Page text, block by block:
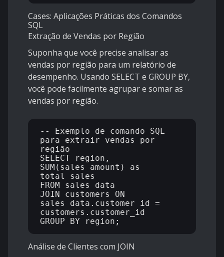
Cases: Aplicações Práticas dos Comandos
SQL
Extração de Vendas por Região
Suponha que você precise analisar as
vendas por região para um relatório de
desempenho. Usando SELECT e GROUP BY,
você pode facilmente agrupar e somar as
vendas por região.
-- Exemplo de comando SQL
para extrair vendas por
região
SELECT region,
SUM(sales_amount) as
total_sales
FROM sales_data
JOIN customers ON
sales_data.customer_id =
customers.customer_id
Análise de Clientes com JOIN